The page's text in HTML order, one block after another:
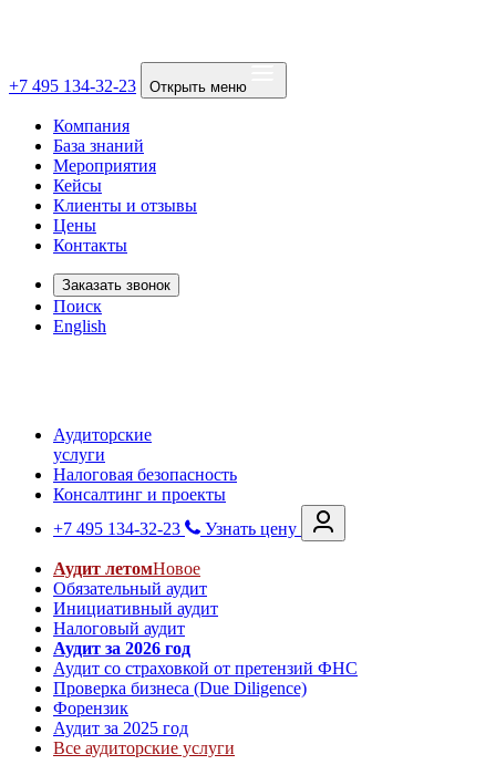
+7 495 134-32-23 Открыть меню
Компания
База знаний
Мероприятия
Кейсы
Клиенты и отзывы
Цены
Контакты
Заказать звонок
Поиск
English
Аудиторские
услуги
Налоговая безопасность
Консалтинг и проекты
+7 495 134-32-23
Узнать цену
Аудит летомНовое
Обязательный аудит
Инициативный аудит
Налоговый аудит
Аудит за 2026 год
Аудит со страховкой от претензий ФНС
Проверка бизнеса (Due Diligence)
Форензик
Аудит за 2025 год
Все аудиторские услуги